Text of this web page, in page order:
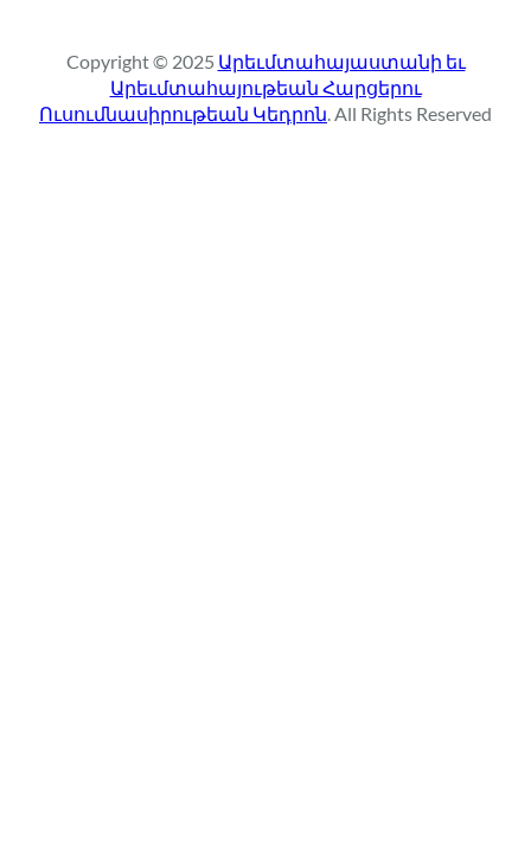
c
h
Copyright © 2025 Արեւմտահայաստանի եւ
Արեւմտահայութեան Հարցերու
Ուսումնասիրութեան Կեդրոն. All Rights Reserved